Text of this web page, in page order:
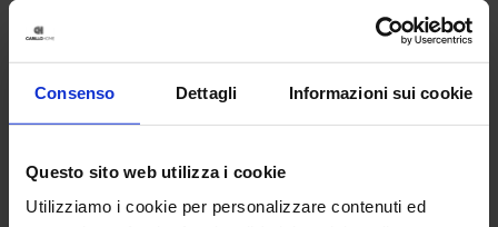
Consenso Dettagli Informazioni sui cookie
Questo sito web utilizza i cookie
Utilizziamo i cookie per personalizzare contenuti ed